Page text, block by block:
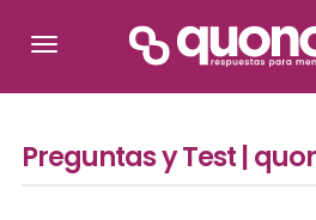
Preguntas y Test |